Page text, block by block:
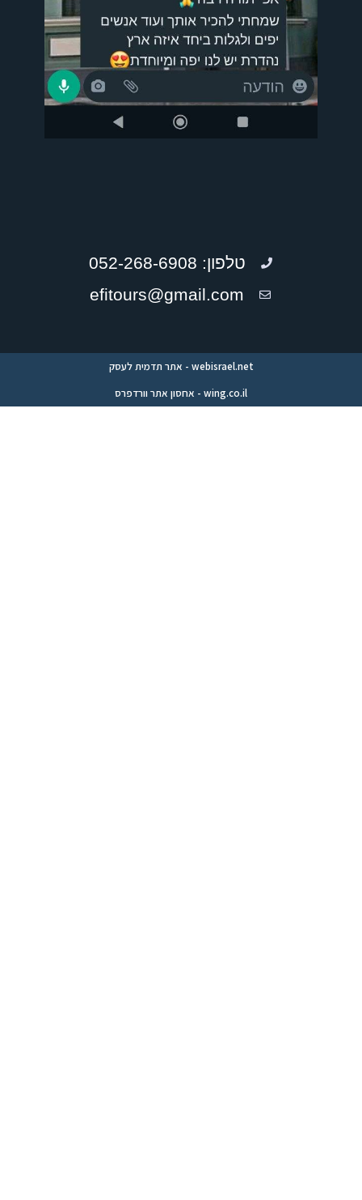
טלפון: 052-268-6908
efitours@gmail.com
webisrael.net - אתר תדמית לעסק
wing.co.il - אחסון אתר וורדפרס